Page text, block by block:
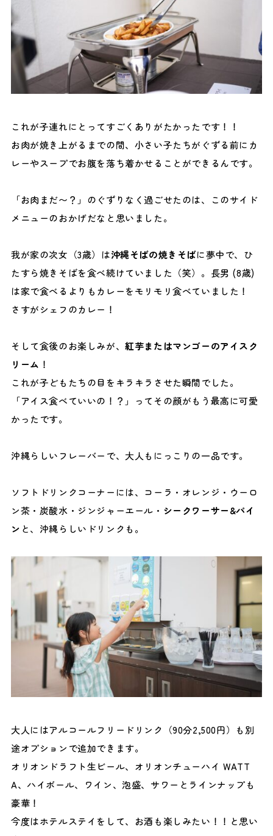
これが子連れにとってすごくありがたかったです！！
お肉が焼き上がるまでの間、小さい子たちがぐずる前にカ
レーやスープでお腹を落ち着かせることができるんです。
「お肉まだ〜？」のぐずりなく過ごせたのは、このサイド
メニューのおかげだなと思いました。
我が家の次女（3歳）は沖縄そばの焼きそばに夢中で、ひ
たすら焼きそばを食べ続けていました（笑）。長男 (8歳)
は家で食べるよりもカレーをモリモリ食べていました！
さすがシェフのカレー！
そして食後のお楽しみが、紅芋またはマンゴーのアイスク
リーム ！
これが子どもたちの目をキラキラさせた瞬間でした。
「アイス食べていいの！？」ってその顔がもう最高に可愛
かったです。
沖縄らしいフレーバーで、大人もにっこりの一品です。
ソフトドリンクコーナーには、コーラ・オレンジ・ウーロ
ン茶・炭酸水・ジンジャーエール・ シークワーサー&パイ
ン と、沖縄らしいドリンクも。
大人にはアルコールフリードリンク（90分2,500円）も別
途オプションで追加できます。
オリオンドラフト生ビール、オリオンチューハイ WATT
A、ハイボール、ワイン、泡盛、サワーとラインナップも
豪華！
今度はホテルステイをして、お酒も楽しみたい！！と思い